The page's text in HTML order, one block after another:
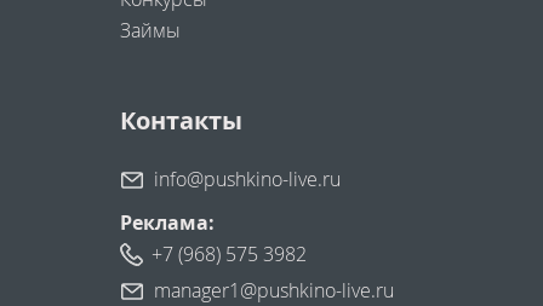
Займы
Контакты
info@pushkino-live.ru
Реклама:
+7 (968) 575 3982
manager1@pushkino-live.ru